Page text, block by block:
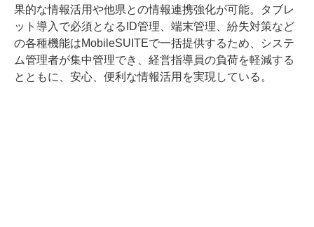
果的な情報活用や他県との情報連携強化が可能。タブレ
ット導入で必須となるID管理、端末管理、紛失対策など
の各種機能はMobileSUITEで一括提供するため、システ
ム管理者が集中管理でき、経営指導員の負荷を軽減する
とともに、安心、便利な情報活用を実現している。